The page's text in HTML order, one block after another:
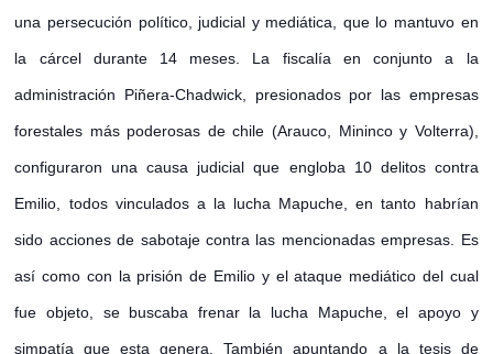
una persecución político, judicial y mediática, que lo mantuvo en
la cárcel durante 14 meses. La fiscalía en conjunto a la
administración Piñera-Chadwick, presionados por las empresas
forestales más poderosas de chile (Arauco, Mininco y Volterra),
configuraron una causa judicial que engloba 10 delitos contra
Emilio, todos vinculados a la lucha Mapuche, en tanto habrían
sido acciones de sabotaje contra las mencionadas empresas. Es
así como con la prisión de Emilio y el ataque mediático del cual
fue objeto, se buscaba frenar la lucha Mapuche, el apoyo y
simpatía que esta genera. También apuntando a la tesis de